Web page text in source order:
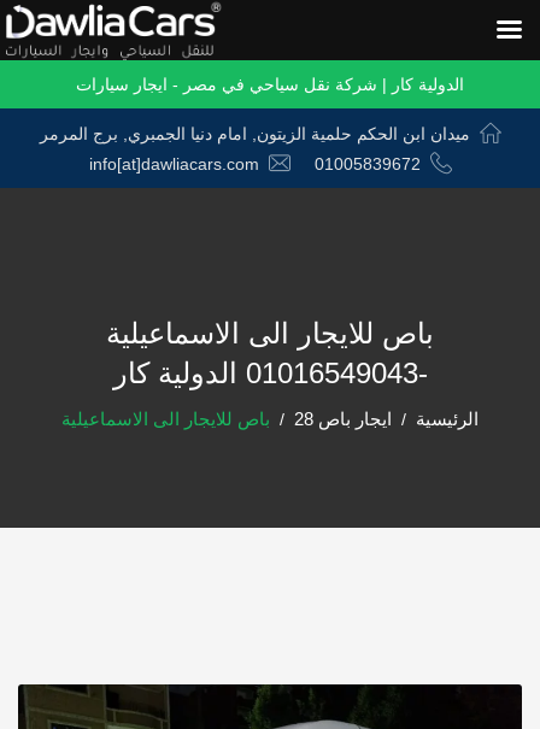
الدولية كار | شركة نقل سياحي في مصر - ايجار سيارات
ميدان ابن الحكم حلمية الزيتون, امام دنيا الجمبري, برج المرمر
01005839672
info[at]dawliacars.com
باص للايجار الى الاسماعيلية
-01016549043 الدولية كار
الرئيسية ايجار باص 28 باص للايجار الى الاسماعيلية